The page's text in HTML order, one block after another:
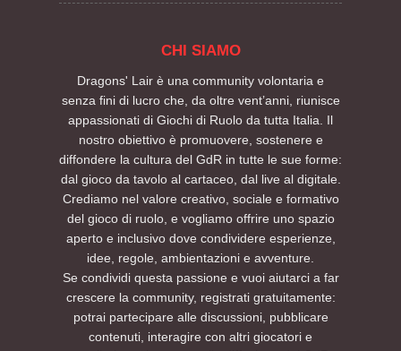
CHI SIAMO
Dragons' Lair è una community volontaria e
senza fini di lucro che, da oltre vent’anni, riunisce
appassionati di Giochi di Ruolo da tutta Italia. Il
nostro obiettivo è promuovere, sostenere e
diffondere la cultura del GdR in tutte le sue forme:
dal gioco da tavolo al cartaceo, dal live al digitale.
Crediamo nel valore creativo, sociale e formativo
del gioco di ruolo, e vogliamo offrire uno spazio
aperto e inclusivo dove condividere esperienze,
idee, regole, ambientazioni e avventure.
Se condividi questa passione e vuoi aiutarci a far
crescere la community, registrati gratuitamente:
potrai partecipare alle discussioni, pubblicare
contenuti, interagire con altri giocatori e